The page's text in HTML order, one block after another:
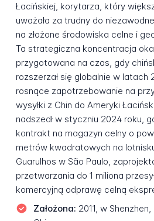
Łacińskiej, korytarza, który
uważała za trudny do
na złożone środowiska celne i
Ta strategiczna koncentracja
przygotowana na czas, gdy
rozszerzał się globalnie w latach
rosnące zapotrzebowanie na
wysyłki z Chin do Ameryki
nadszedł w styczniu 2024 roku,
kontrakt na magazyn celny o
metrów kwadratowych na
Guarulhos w São Paulo,
przetwarzania do 1 miliona
komercyjną odprawę celną
Założona: 2011, w